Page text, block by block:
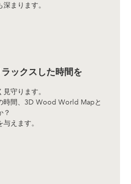
まります。
ックスした時間を
守ります。
時間、3D Wood World Mapと
？
えます。